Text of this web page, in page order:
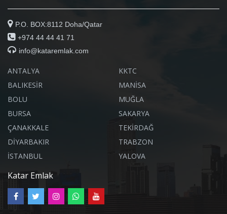
P.O. BOX:8112 Doha/Qatar
+974 44 44 41 71
info@kataremlak.com
ANTALYA
BALIKESİR
BOLU
BURSA
ÇANAKKALE
DİYARBAKIR
İSTANBUL
KKTC
MANİSA
MUĞLA
SAKARYA
TEKİRDAĞ
TRABZON
YALOVA
Katar Emlak